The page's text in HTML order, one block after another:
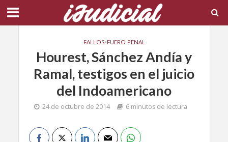
FALLOS•FUERO PENAL
Hourest, Sánchez Andía y
Ramal, testigos en el juicio
del Indoamericano
24 de octubre de 2014 6 minutos de lectura